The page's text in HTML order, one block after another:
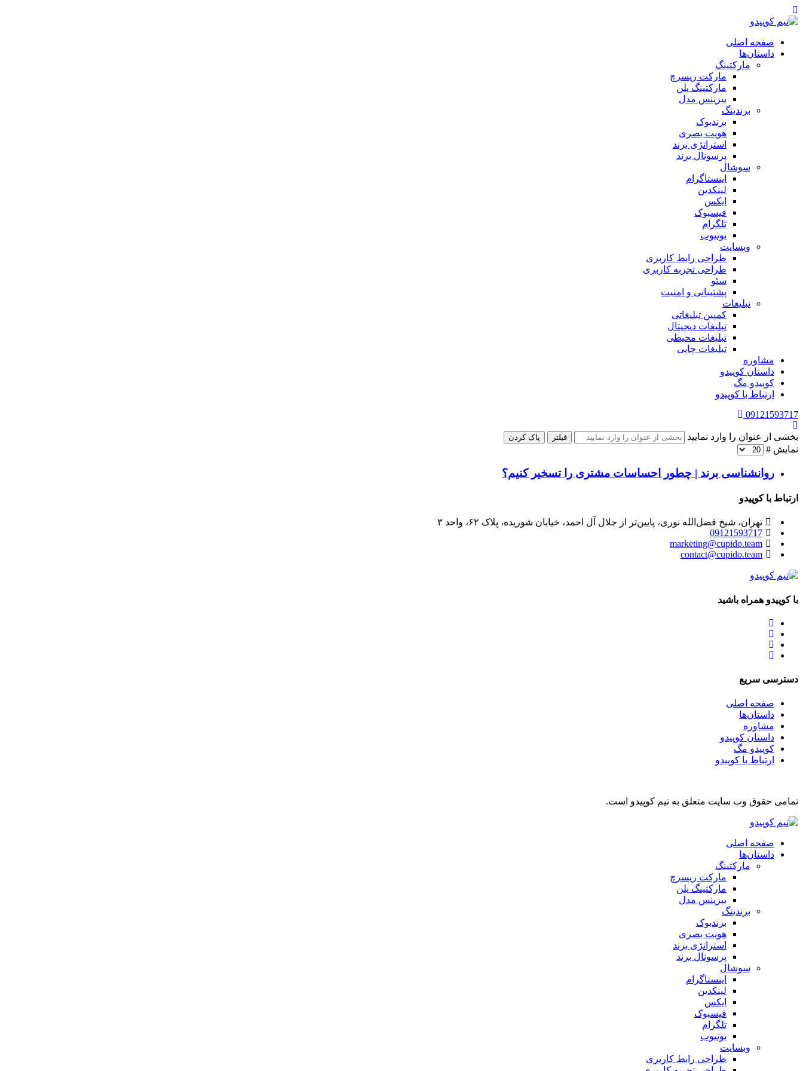
صفحه اصلی
داستان‌ها
مارکتینگ
مارکت ریسرچ
مارکتینگ پلن
بیزینس مدل
برندینگ
برندبوک
هویت بصری
استراتژی برند
پرسونال برند
سوشال
اینستاگرام
لینکدین
ایکس
فیسبوک
تلگرام
یوتیوب
وبسایت
طراحی رابط کاربری
طراحی تجربه کاربری
سئو
پشتیبانی و امنیت
تبلیغات
کمپین تبلیغاتی
تبلیغات دیجیتال
تبلیغات محیطی
تبلیغات چاپی
مشاوره
داستان کوپیدو
کوپیدو مگ
ارتباط با کوپیدو
09121593717
بخشی از عنوان را وارد نمایید فیلتر پاک کردن
نمایش #
روانشناسی برند | چطور احساسات مشتری را تسخیر کنیم؟
ارتباط با کوپیدو
تهران، شیخ فضل‌الله نوری، پایین‌تر از جلال آل احمد، خیابان شوریده، پلاک ۶۲، واحد ۳
09121593717
marketing@cupido.team
contact@cupido.team
با کوپیدو همراه باشید
دسترسی سریع
صفحه اصلی
داستان‌ها
مشاوره
داستان کوپیدو
کوپیدو مگ
ارتباط با کوپیدو
تمامی حقوق وب سایت متعلق به تیم کوپیدو است.
صفحه اصلی
داستان‌ها
مارکتینگ
مارکت ریسرچ
مارکتینگ پلن
بیزینس مدل
برندینگ
برندبوک
هویت بصری
استراتژی برند
پرسونال برند
سوشال
اینستاگرام
لینکدین
ایکس
فیسبوک
تلگرام
یوتیوب
وبسایت
طراحی رابط کاربری